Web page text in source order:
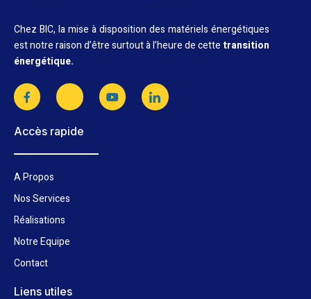
Chez BIC, la mise à disposition des matériels énergétiques
est notre raison d’être surtout à l’heure de cette transition
énergétique.
Accès rapide
A Propos
Nos Services
Réalisations
Notre Equipe
Contact
Liens utiles